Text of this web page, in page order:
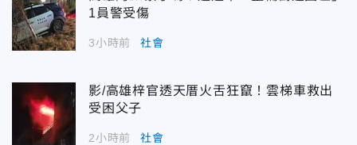
1員警受傷
3小時前 社會
影/高雄梓官透天厝火舌狂竄！雲梯車救出
受困父子
2小時前 社會